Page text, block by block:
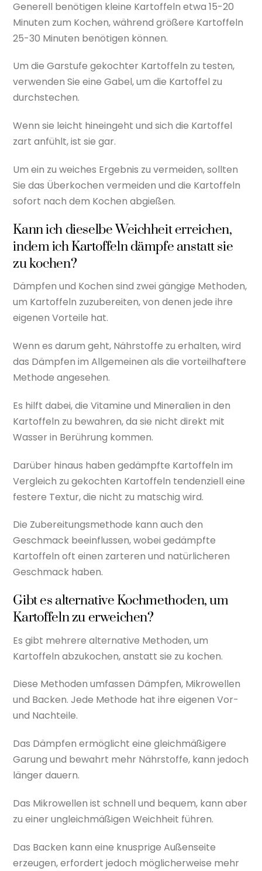
Generell benötigen kleine Kartoffeln etwa 15-20
Minuten zum Kochen, während größere Kartoffeln
25-30 Minuten benötigen können.
Um die Garstufe gekochter Kartoffeln zu testen,
verwenden Sie eine Gabel, um die Kartoffel zu
durchstechen.
Wenn sie leicht hineingeht und sich die Kartoffel
zart anfühlt, ist sie gar.
Um ein zu weiches Ergebnis zu vermeiden, sollten
Sie das Überkochen vermeiden und die Kartoffeln
sofort nach dem Kochen abgießen.
Kann ich dieselbe Weichheit erreichen,
indem ich Kartoffeln dämpfe anstatt sie
zu kochen?
Dämpfen und Kochen sind zwei gängige Methoden,
um Kartoffeln zuzubereiten, von denen jede ihre
eigenen Vorteile hat.
Wenn es darum geht, Nährstoffe zu erhalten, wird
das Dämpfen im Allgemeinen als die vorteilhaftere
Methode angesehen.
Es hilft dabei, die Vitamine und Mineralien in den
Kartoffeln zu bewahren, da sie nicht direkt mit
Wasser in Berührung kommen.
Darüber hinaus haben gedämpfte Kartoffeln im
Vergleich zu gekochten Kartoffeln tendenziell eine
festere Textur, die nicht zu matschig wird.
Die Zubereitungsmethode kann auch den
Geschmack beeinflussen, wobei gedämpfte
Kartoffeln oft einen zarteren und natürlicheren
Geschmack haben.
Gibt es alternative Kochmethoden, um
Kartoffeln zu erweichen?
Es gibt mehrere alternative Methoden, um
Kartoffeln abzukochen, anstatt sie zu kochen.
Diese Methoden umfassen Dämpfen, Mikrowellen
und Backen. Jede Methode hat ihre eigenen Vor-
und Nachteile.
Das Dämpfen ermöglicht eine gleichmäßigere
Garung und bewahrt mehr Nährstoffe, kann jedoch
länger dauern.
Das Mikrowellen ist schnell und bequem, kann aber
zu einer ungleichmäßigen Weichheit führen.
Das Backen kann eine knusprige Außenseite
erzeugen, erfordert jedoch möglicherweise mehr